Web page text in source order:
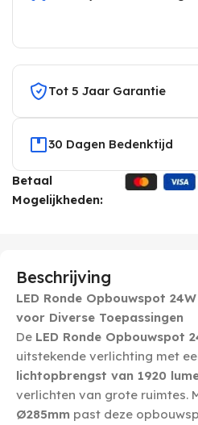
Tot 5 Jaar Garantie
30 Dagen Bedenktijd
Betaal
Mogelijkheden:
Beschrijving
LED Ronde Opbouwspot
voor Diverse Toepassingen
De LED Ronde Opbouwspot
uitstekende verlichting met
lichtopbrengst van 1920
verlichten van grote ruimtes.
Ø285mm past deze